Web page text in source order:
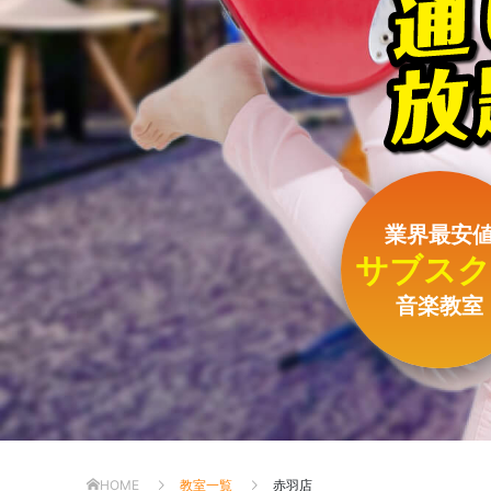
業界最安
サブス
音楽教室
HOME 教室一覧 赤羽店